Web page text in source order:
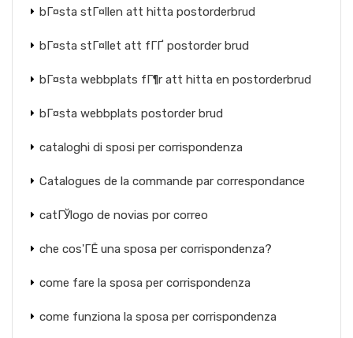
bГ¤sta stГ¤llen att hitta postorderbrud
bГ¤sta stГ¤llet att fГҐ postorder brud
bГ¤sta webbplats fГ¶r att hitta en postorderbrud
bГ¤sta webbplats postorder brud
cataloghi di sposi per corrispondenza
Catalogues de la commande par correspondance
catГЎlogo de novias por correo
che cos'ГЁ una sposa per corrispondenza?
come fare la sposa per corrispondenza
come funziona la sposa per corrispondenza